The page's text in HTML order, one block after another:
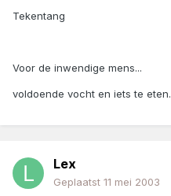
Tekentang
Voor de inwendige mens...
voldoende vocht en iets te eten.
Lex
Geplaatst 11 mei 2003